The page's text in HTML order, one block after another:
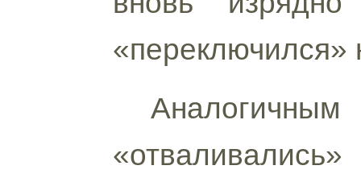
«переключился»